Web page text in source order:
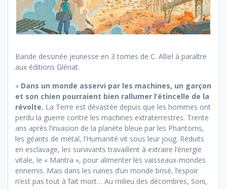
Bande dessinée jeunesse en 3 tomes de C. Alliel à paraître
aux éditions Glénat.
« Dans un monde asservi par les machines, un garçon
et son chien pourraient bien rallumer l’étincelle de la
révolte. La Terre est dévastée depuis que les hommes ont
perdu la guerre contre les machines extraterrestres. Trente
ans après l’invasion de la planète bleue par les Phantoms,
les géants de métal, l’Humanité vit sous leur joug. Réduits
en esclavage, les survivants travaillent à extraire l’énergie
vitale, le « Mantra », pour alimenter les vaisseaux-mondes
ennemis. Mais dans les ruines d’un monde brisé, l’espoir
n’est pas tout à fait mort… Au milieu des décombres, Soni,